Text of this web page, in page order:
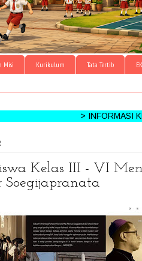
Misi Kurikulum Tata Tertib
> INFORMASI
Kelas III - VI